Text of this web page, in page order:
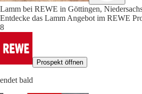
Lamm bei REWE in Göttingen,
Entdecke das Lamm Angebot im REWE
8
Prospekt öffnen
endet bald